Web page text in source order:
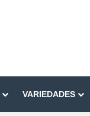
VARIEDADES